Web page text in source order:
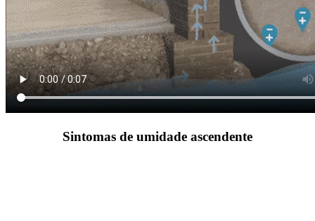
Sintomas de umidade ascendente